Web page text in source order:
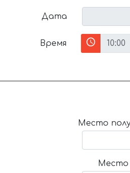
Дата
Время
Место
Место